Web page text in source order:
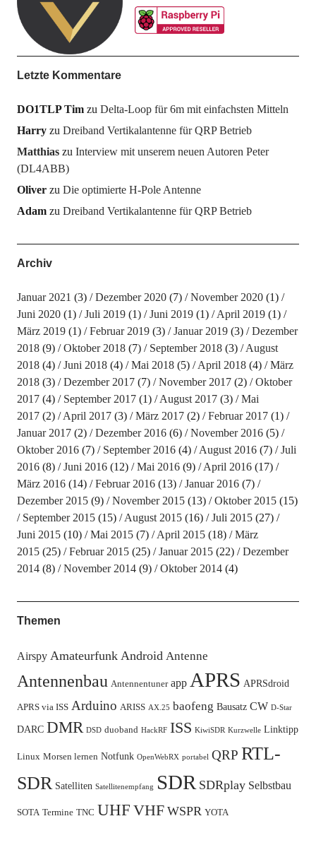
Letzte Kommentare
DO1TLP Timzu Delta-Loop für 6m mit einfachsten Mitteln
Harryzu Dreiband Vertikalantenne für QRP Betrieb
Matthiaszu Interview mit unserem neuen Autoren Peter
(DL4ABB)
Oliverzu Die optimierte H-Pole Antenne
Adamzu Dreiband Vertikalantenne für QRP Betrieb
Archiv
Januar 2021 (3) Dezember 2020(7) November 2020(1)
Juni 2020(1) Juli 2019(1) Juni 2019(1) April 2019(1)
März 2019(1) Februar 2019(3) Januar 2019(3)
Dezember
2018(9) Oktober 2018(7) September 2018(3)
August
2018(4) Juni 2018(4) Mai 2018(5) April 2018(4)
März
2018(3) Dezember 2017(7) November 2017(2)
Oktober
2017(4) September 2017(1) August 2017(3)
Mai
2017(2) April 2017(3) März 2017(2) Februar 2017(1)
Januar 2017(2) Dezember 2016(6) November 2016(5)
Oktober 2016(7) September 2016(4) August 2016(7)
Juli
2016(8) Juni 2016(12) Mai 2016(9) April 2016(17)
März 2016(14) Februar 2016(13) Januar 2016(7)
Dezember 2015(9) November 2015(13) Oktober 2015(15)
September 2015(15) August 2015(16) Juli 2015(27)
Juni 2015(10) Mai 2015(7) April 2015(18)
März
2015(25) Februar 2015(25) Januar 2015(22)
Dezember
2014(8) November 2014(9) Oktober 2014(4)
Themen
Airspy Amateurfunk Android Antenne
Antennenbau Antennentuner app APRS APRSdroid
APRS via ISS Arduino ARISS AX.25 baofeng Bausatz CW D-Star
DARC DMR DSD duoband HackRF ISS KiwiSDR Kurzwelle Linktipp
Linux Morsen lernen Notfunk OpenWebRX portabel QRP RTL-
SDR Satelliten Satellitenempfang SDR SDRplay Selbstbau
SOTA Termine TNC UHF VHF WSPR YOTA